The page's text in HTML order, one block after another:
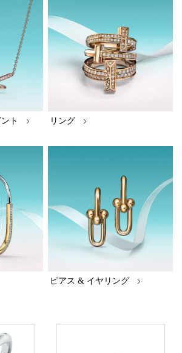
ト リング
ピアス & イヤリング